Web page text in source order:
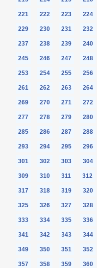
221 222 223 224
229 230 231 232
237 238 239 240
245 246 247 248
253 254 255 256
261 262 263 264
269 270 271 272
277 278 279 280
285 286 287 288
293 294 295 296
301 302 303 304
309 310 311 312
317 318 319 320
325 326 327 328
333 334 335 336
341 342 343 344
349 350 351 352
357 358 359 360